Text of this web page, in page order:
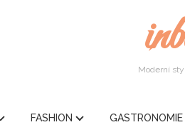
Moderní
FASHION